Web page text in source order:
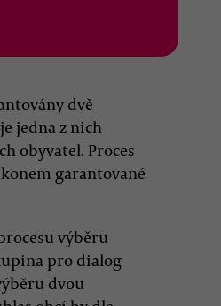
dvě
jedna z nich
obyvatel. Proces
garantované
výběru
pro dialog
dvou